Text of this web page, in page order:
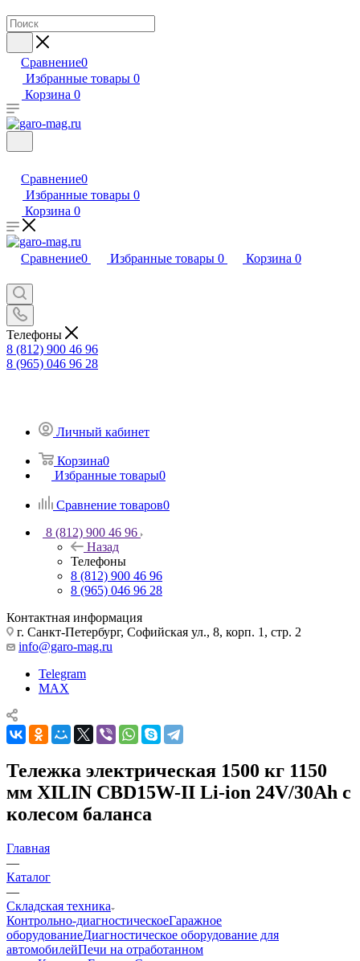
Сравнение0
Избранные товары 0
Корзина 0
Сравнение0
Избранные товары 0
Корзина 0
Сравнение0 Избранные товары 0 Корзина 0
Телефоны
8 (812) 900 46 96
8 (965) 046 96 28
Личный кабинет
Корзина0
Избранные товары0
Сравнение товаров0
8 (812) 900 46 96
Назад
Телефоны
8 (812) 900 46 96
8 (965) 046 96 28
Контактная информация
г. Санкт-Петербург, Софийская ул., 8, корп. 1, стр. 2
info@garo-mag.ru
Telegram
MAX
Тележка электрическая 1500 кг 1150
мм XILIN CBD15W-II Li-ion 24V/30Ah с
колесом баланса
Главная
—
Каталог
—
Складская техника
Контрольно-диагностическоеГаражное
оборудованиеДиагностическое оборудование для
автомобилейПечи на отработанном